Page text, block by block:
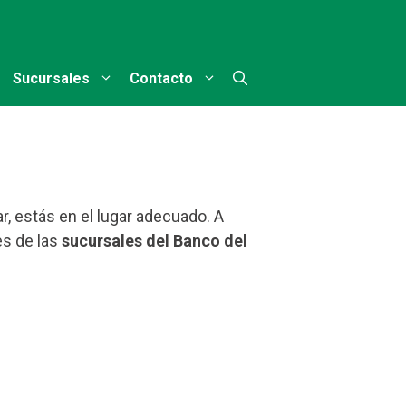
Sucursales Contacto
estás en el lugar adecuado. A
de las sucursales del Banco del